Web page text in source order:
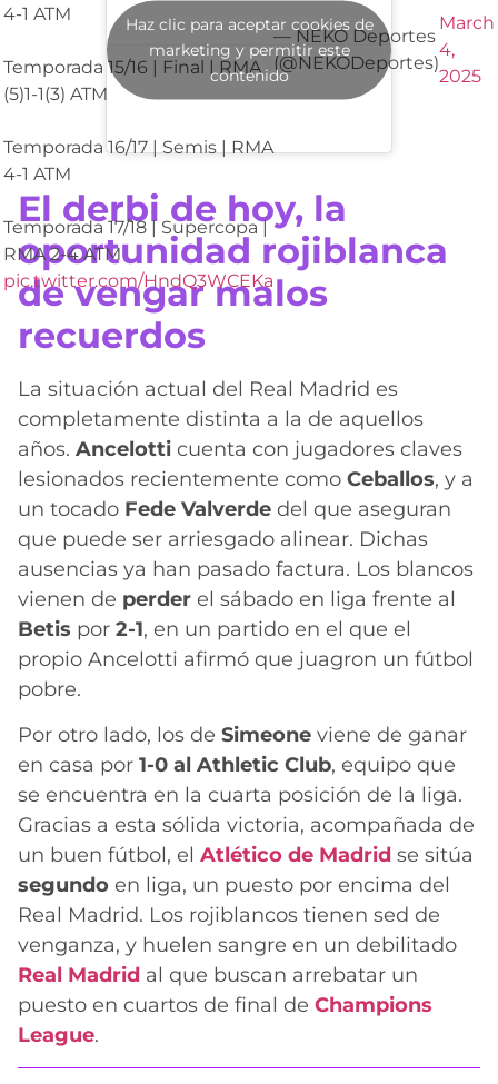
4-1 ATM
Temporada 15/16 | Final | RMA
(5)1-1(3) ATM
Temporada 16/17 | Semis | RMA
4-1 ATM
Temporada 17/18 | Supercopa |
RMA 2-4 ATM
pic.twitter.com/HndQ3WCEKa
— NEKO Deportes
(@NEKODeportes)
March
4,
2025
Haz clic para aceptar cookies de
marketing y permitir este
contenido
El derbi de hoy, la
oportunidad rojiblanca
de vengar malos
recuerdos
La situación actual del Real Madrid es
completamente distinta a la de aquellos
años. Ancelotti cuenta con jugadores claves
lesionados recientemente como Ceballos, y a
un tocado Fede Valverde del que aseguran
que puede ser arriesgado alinear. Dichas
ausencias ya han pasado factura. Los blancos
vienen de perder el sábado en liga frente al
Betis por 2-1, en un partido en el que el
propio Ancelotti afirmó que juagron un fútbol
pobre.
Por otro lado, los de Simeone viene de ganar
en casa por 1-0 al Athletic Club, equipo que
se encuentra en la cuarta posición de la liga.
Gracias a esta sólida victoria, acompañada de
un buen fútbol, el Atlético de Madrid se sitúa
segundo en liga, un puesto por encima del
Real Madrid. Los rojiblancos tienen sed de
venganza, y huelen sangre en un debilitado
Real Madrid al que buscan arrebatar un
puesto en cuartos de final de Champions
League.